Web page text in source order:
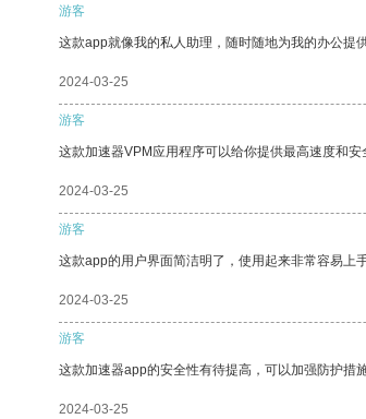
游客
这款app就像我的私人助理，随时随地为我的办公提供
2024-03-25
游客
这款加速器VPM应用程序可以给你提供最高速度和安
2024-03-25
游客
这款app的用户界面简洁明了，使用起来非常容易上
2024-03-25
游客
这款加速器app的安全性有待提高，可以加强防护措
2024-03-25